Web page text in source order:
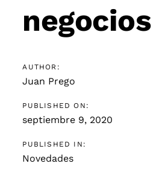
negocios
AUTHOR:
Juan Prego
PUBLISHED ON:
septiembre 9, 2020
PUBLISHED IN:
Novedades